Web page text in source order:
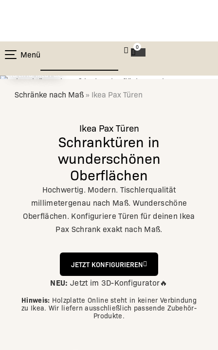
Menü
0
Türen für Ikea Pax
Schränke nach Maß» Ikea Pax Türen
Ikea Pax Türen
Schranktüren in
wunderschönen
Oberflächen
Hochwertig. Modern. Tischlerqualität
millimetergenau nach Maß. Wunderschöne
Oberflächen. Konfiguriere Türen für deinen Ikea
Pax Schrank exakt nach Maß.
JETZT KONFIGURIEREN
NEU: Jetzt im 3D-Konfigurator🔥
Hinweis: Holzplatte Online steht in keiner Verbindung
zu Ikea. Wir liefern ausschließlich passende Zubehör-
Produkte.